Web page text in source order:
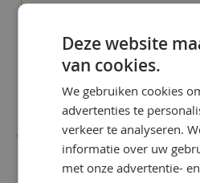
Chris Bijlsma
Deze website
van cookies.
We gebruiken cookies
advertenties te
verkeer te analyseren.
informatie over uw
met onze advertentie-